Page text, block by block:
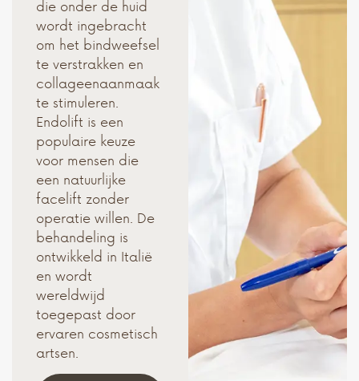
die onder de huid
wordt ingebracht
om het bindweefsel
te verstrakken en
collageenaanmaak
te stimuleren.
Endolift is een
populaire keuze
voor mensen die
een natuurlijke
facelift zonder
operatie willen. De
behandeling is
ontwikkeld in Italië
en wordt
wereldwijd
toegepast door
ervaren cosmetisch
artsen.